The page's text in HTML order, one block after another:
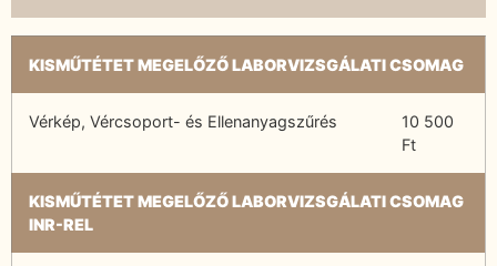
KISMŰTÉTET MEGELŐZŐ LABORVIZSGÁLATI CSOMAG
Vérkép, Vércsoport- és Ellenanyagszűrés
10 500
Ft
KISMŰTÉTET MEGELŐZŐ LABORVIZSGÁLATI CSOMAG
INR-REL